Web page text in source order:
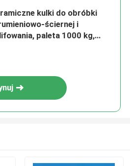
kulki do obróbki
ściernej i
paleta 1000 kg,